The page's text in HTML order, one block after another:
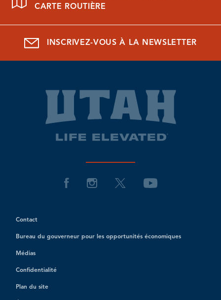
CARTE ROUTIÈRE
INSCRIVEZ-VOUS À LA NEWSLETTER
Contact
Bureau du gouverneur pour les opportunités économiques
Médias
Confidentialité
Plan du site